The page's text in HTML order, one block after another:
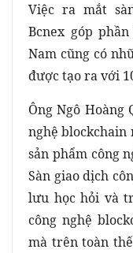
Việc ra mắt
Bcnex góp
Nam cũng có
được tạo ra với
Ông Ngô Hoàng
nghệ blockchain
sản phẩm công
Sàn giao dịch
lưu học hỏi và
công nghệ
mà trên toàn